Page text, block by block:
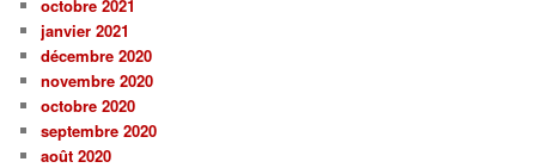
octobre 2021
janvier 2021
décembre 2020
novembre 2020
octobre 2020
septembre 2020
août 2020